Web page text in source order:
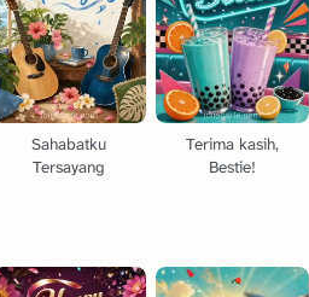
Sahabatku
Tersayang
Terima kasih,
Bestie!